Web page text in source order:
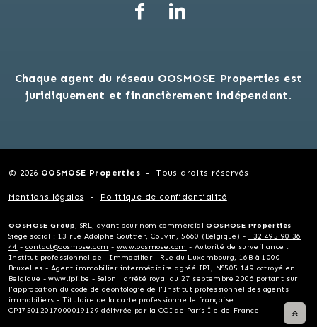
Chaque agent du réseau OOSMOSE Properties est
juridiquement et financièrement indépendant.
© 2026 OOSMOSE Properties Tous droits réservés
Mentions légales Politique de confidentialité
OOSMOSE Group, SRL, ayant pour nom commercialOOSMOSE Properties -
Siège social : 13 rue Adolphe Gouttier, Couvin, 5660 (Belgique) - +32 495 90 36
44 -contact@oosmose.com - www.oosmose.com - Autorité de surveillance :
Institut professionnel de l'Immobilier - Rue du Luxembourg, 16B à 1000
Bruxelles - Agent immobilier intermédiaire agréé IPI, N°505 149 octroyé en
Belgique - www.ipi.be - Selon l'arrêté royal du 27 septembre 2006 portant sur
l'approbation du code de déontologie de l'Institut professionnel des agents
immobiliers - Titulaire de la carte professionnelle française
CPI75012017000019129 délivrée par la CCI de Paris Île-de-France